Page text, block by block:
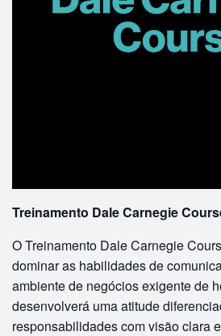
Treinamento Dale Carnegie
O Treinamento Dale Carnegie
dominar as habilidades de
ambiente de negócios exigente de
desenvolverá uma atitude
responsabilidades com visão clara